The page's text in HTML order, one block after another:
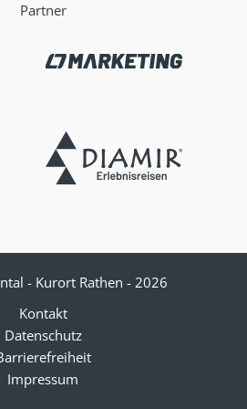
Partner
- Kurort Rathen - 2026
Kontakt
Datenschutz
Impressum